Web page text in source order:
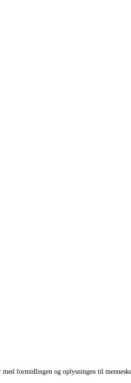
formidlingen og oplysningen til